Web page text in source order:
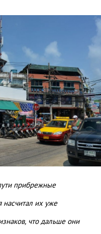
прибрежные
насчитал их уже
что дальше они